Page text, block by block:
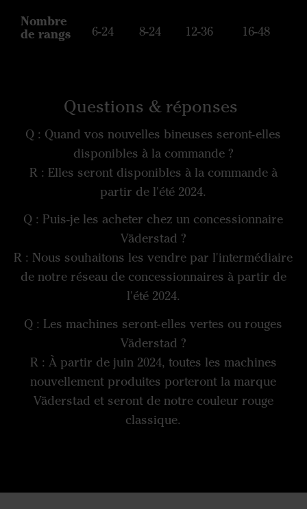
Nombre
de rangs
6-24 8-24 12-36 16-48
Questions & réponses
Q : Quand vos nouvelles bineuses seront-elles
disponibles à la commande ?
R : Elles seront disponibles à la commande à
partir de l'été 2024.
Q : Puis-je les acheter chez un concessionnaire
Väderstad ?
R : Nous souhaitons les vendre par l'intermédiaire
de notre réseau de concessionnaires à partir de
l'été 2024.
Q : Les machines seront-elles vertes ou rouges
Väderstad ?
R : À partir de juin 2024, toutes les machines
nouvellement produites porteront la marque
Väderstad et seront de notre couleur rouge
classique.